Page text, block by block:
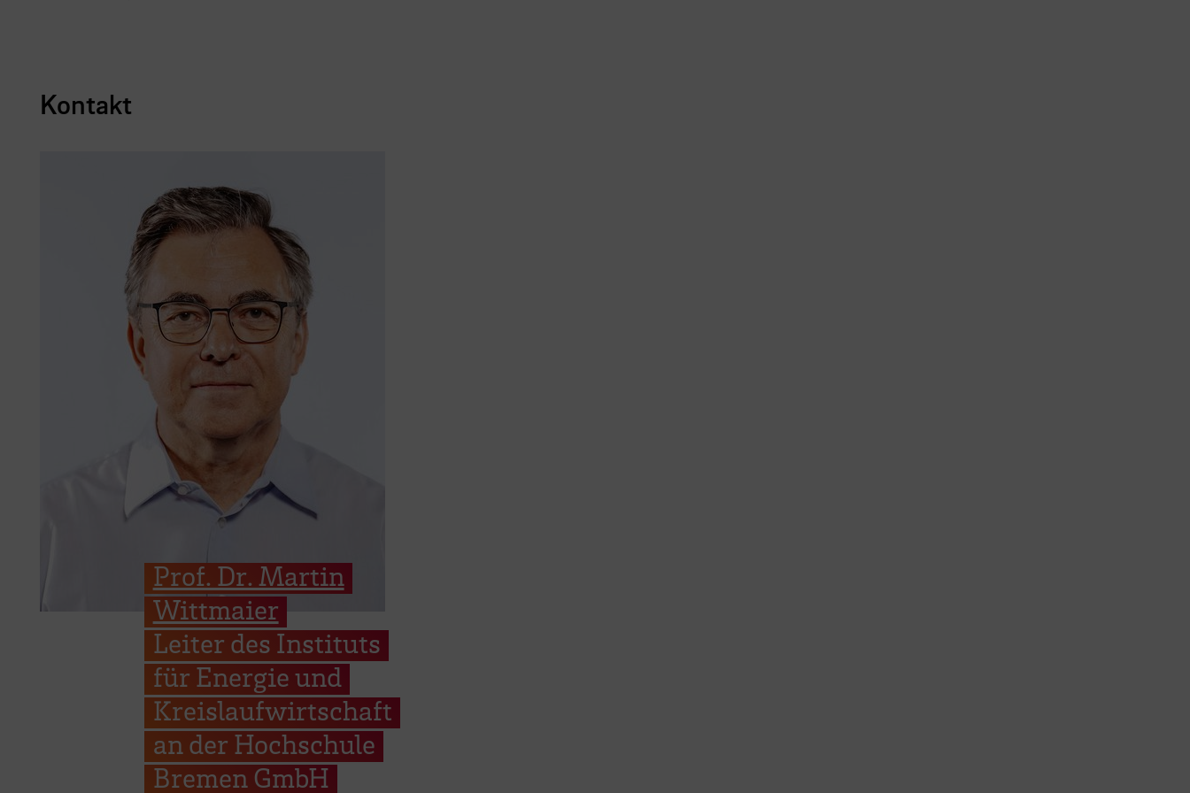
Kontakt
Prof. Dr. Martin
Wittmaier
Leiter des Instituts
für Energie und
Kreislaufwirtschaft
an der Hochschule
Bremen GmbH